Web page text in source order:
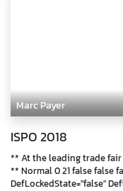
Marc Payer
ISPO 2018
** At the leading trade
** Normal 0 21 false false
DefLockedState="false"